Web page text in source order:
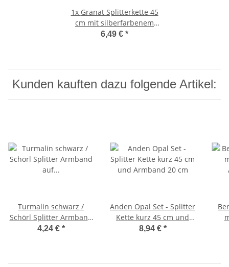
1x Granat Splitterkette 45
cm mit silberfarbenem
Karabinerverschluss
6,49 € *
Kunden kauften dazu folgende Artikel:
Turmalin schwarz /
Schörl Splitter Armband
auf Stretchband
4,24 € *
Anden Opal Set - Splitter
Kette kurz 45 cm und
Armband 20 cm
8,94 € *